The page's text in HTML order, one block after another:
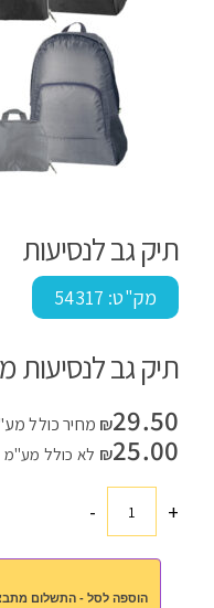
תיק גב לנסיעות
מק"ט: 54317
תיק גב
₪29.50
מחיר כולל
₪25.00 לא כולל מע"מ
+כמות
-
הוספה לסל - התשלום מתבצע טלפונית